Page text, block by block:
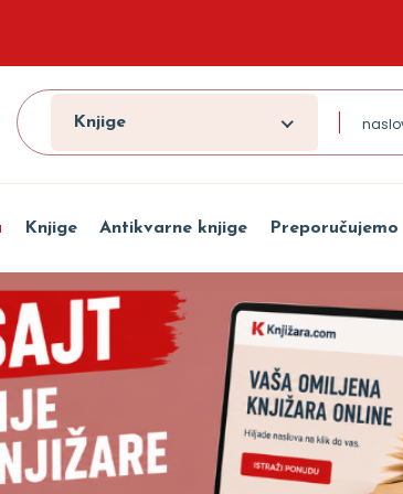
Knjige
Knjige Antikvarne knjige Preporučujemo